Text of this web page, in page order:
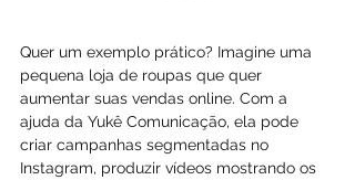
Quer um exemplo prático? Imagine uma
pequena loja de roupas que quer
aumentar suas vendas online. Com a
ajuda da Yukê Comunicação, ela pode
criar campanhas segmentadas no
Instagram, produzir vídeos mostrando os